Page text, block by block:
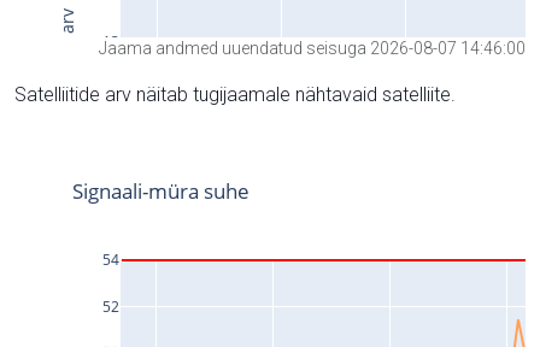
Jaama andmed uuendatud seisuga 2026-08-07 14:46:00
Satelliitide arv näitab tugijaamale nähtavaid satelliite.